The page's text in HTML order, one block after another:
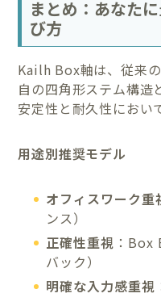
まとめ：あなた
び方
Kailh Box軸は、従来
自の四角形ステム構造
安定性と耐久性におい
用途別推奨モデル
オフィスワーク重
ンス）
正確性重視 ：Box
バック）
明確な入力感重視